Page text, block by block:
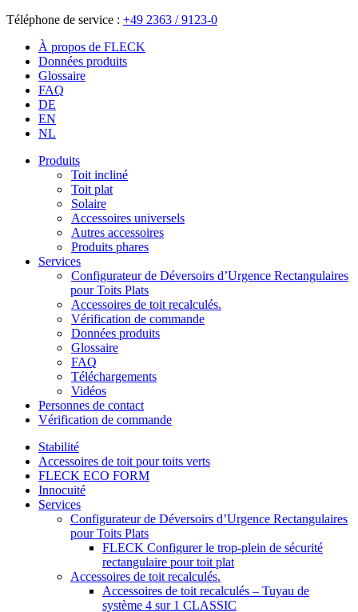
Téléphone de service : +49 2363 / 9123-0
À propos de FLECK
Données produits
Glossaire
FAQ
DE
EN
NL
Produits
Toit incliné
Toit plat
Solaire
Accessoires universels
Autres accessoires
Produits phares
Services
Configurateur de Déversoirs d’Urgence Rectangulaires
pour Toits Plats
Accessoires de toit recalculés.
Vérification de commande
Données produits
Glossaire
FAQ
Téléchargements
Vidéos
Personnes de contact
Vérification de commande
Stabilité
Accessoires de toit pour toits verts
FLECK ECO FORM
Innocuité
Services
Configurateur de Déversoirs d’Urgence Rectangulaires
pour Toits Plats
FLECK Configurer le trop-plein de sécurité
rectangulaire pour toit plat
Accessoires de toit recalculés.
Accessoires de toit recalculés – Tuyau de
système 4 sur 1 CLASSIC